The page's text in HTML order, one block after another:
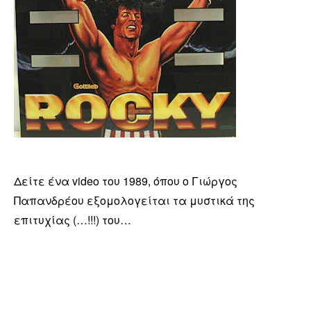
Δείτε ένα video του 1989, όπου ο Γιώργος
Παπανδρέου εξομολογείται τα μυστικά της
επιτυχίας (…!!!) του…